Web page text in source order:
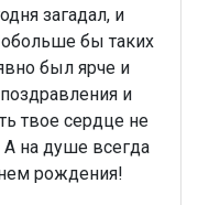
загадал, и
бы таких
был ярче и
и
твое сердце не
А на душе всегда
рождения!